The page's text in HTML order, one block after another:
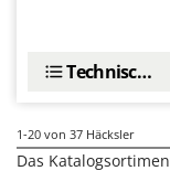
Technische
1-20 von 37 Häcksler
Das